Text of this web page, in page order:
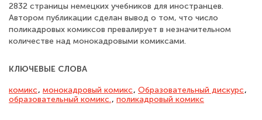
2832 страницы немецких учебников для иностранцев.
Автором публикации сделан вывод о том, что число
поликадровых комиксов превалирует в незначительном
количестве над монокадровыми комиксами.
КЛЮЧЕВЫЕ СЛОВА
комикс, монокадровый комикс, Образовательный дискурс,
образовательный комикс., поликадровый комикс